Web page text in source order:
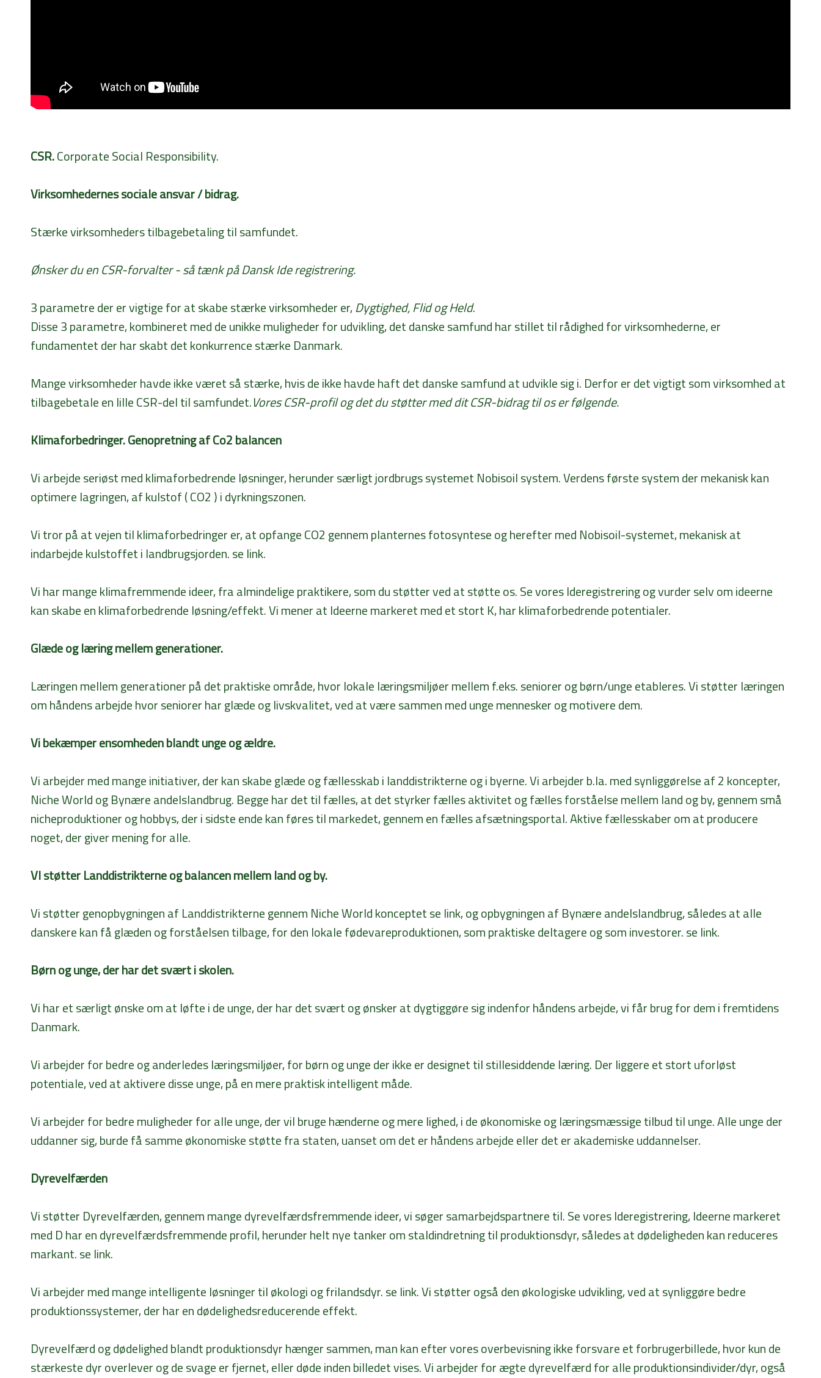
CSR.Corporate Social Responsibility.
Virksomhedernes sociale ansvar / bidrag.
Stærke virksomheders tilbagebetaling til samfundet.
Ønsker du en CSR-forvalter - så tænk på Dansk Ide registrering.
3 parametre der er vigtige for at skabe stærke virksomheder er,Dygtighed, Flid og Held.
Disse 3 parametre, kombineret med de unikke muligheder for udvikling, det danske samfund har stillet til rådighed for virksomhederne, er
fundamentet der har skabt det konkurrence stærke Danmark.
Mange virksomheder havde ikke været så stærke, hvis de ikke havde haft det danske samfund at udvikle sig i. Derfor er det vigtigt som virksomhed at
tilbagebetale en lille CSR-del til samfundet.Vores CSR-profil og det du støtter med dit CSR-bidrag til os er følgende.
Klimaforbedringer. Genopretning af Co2 balancen
Vi arbejde seriøst med klimaforbedrende løsninger, herunder særligt jordbrugs systemet Nobisoil system. Verdens første system der mekanisk kan
optimere lagringen, af kulstof ( CO2 ) i dyrkningszonen.
Vi tror på at vejen til klimaforbedringer er, at opfange CO2 gennem planternes fotosyntese og herefter med Nobisoil-systemet, mekanisk at
indarbejde kulstoffet i landbrugsjorden. se link.
Vi har mange klimafremmende ideer, fra almindelige praktikere, som du støtter ved at støtte os. Se vores Ideregistrering og vurder selv om ideerne
kan skabe en klimaforbedrende løsning/effekt. Vi mener at Ideerne markeret med et stort K, har klimaforbedrende potentialer.
Glæde og læring mellem generationer.
Læringen mellem generationer på det praktiske område, hvor lokale læringsmiljøer mellem f.eks. seniorer og børn/unge etableres. Vi støtter læringen
om håndens arbejde hvor seniorer har glæde og livskvalitet, ved at være sammen med unge mennesker og motivere dem.
Vi bekæmper ensomheden blandt unge og ældre.
Vi arbejder med mange initiativer, der kan skabe glæde og fællesskab i landdistrikterne og i byerne. Vi arbejder b.la. med synliggørelse af 2 koncepter,
Niche World og Bynære andelslandbrug. Begge har det til fælles, at det styrker fælles aktivitet og fælles forståelse mellem land og by, gennem små
nicheproduktioner og hobbys, der i sidste ende kan føres til markedet, gennem en fælles afsætningsportal. Aktive fællesskaber om at producere
noget, der giver mening for alle.
VI støtter Landdistrikterne og balancen mellem land og by.
Vi støtter genopbygningen af Landdistrikterne gennem Niche World konceptet se link, og opbygningen af Bynære andelslandbrug, således at alle
danskere kan få glæden og forståelsen tilbage, for den lokale fødevareproduktionen, som praktiske deltagere og som investorer. se link.
Børn og unge, der har det svært i skolen.
Vi har et særligt ønske om at løfte i de unge, der har det svært og ønsker at dygtiggøre sig indenfor håndens arbejde, vi får brug for dem i fremtidens
Danmark.
Vi arbejder for bedre og anderledes læringsmiljøer, for børn og unge der ikke er designet til stillesiddende læring. Der liggere et stort uforløst
potentiale, ved at aktivere disse unge, på en mere praktisk intelligent måde.
Vi arbejder for bedre muligheder for alle unge, der vil bruge hænderne og mere lighed, i de økonomiske og læringsmæssige tilbud til unge. Alle unge der
uddanner sig, burde få samme økonomiske støtte fra staten, uanset om det er håndens arbejde eller det er akademiske uddannelser.
Dyrevelfærden
Vi støtter Dyrevelfærden, gennem mange dyrevelfærdsfremmende ideer, vi søger samarbejdspartnere til. Se vores Ideregistrering, Ideerne markeret
med D har en dyrevelfærdsfremmende profil, herunder helt nye tanker om staldindretning til produktionsdyr, således at dødeligheden kan reduceres
markant. se link.
Vi arbejder med mange intelligente løsninger til økologi og frilandsdyr. se link. Vi støtter også den økologiske udvikling, ved at synliggøre bedre
produktionssystemer, der har en dødelighedsreducerende effekt.
Dyrevelfærd og dødelighed blandt produktionsdyr hænger sammen, man kan efter vores overbevisning ikke forsvare et forbrugerbillede, hvor kun de
stærkeste dyr overlever og de svage er fjernet, eller døde inden billedet vises. Vi arbejder for ægte dyrevelfærd for alle produktionsindivider/dyr, også